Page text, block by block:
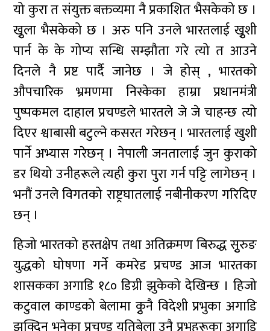
यो कुरा त संयुक्त बक्तव्यमा नै प्रकाशित भैसकेको छ ।
खृुला भैसकेको छ । अरु पनि उनले भारतलाई खुृशी
पार्न के के गोप्य सन्धि सम्झौता गरे त्यो त आउने
दिनले नै प्रष्ट पार्दै जानेछ । जे होस् , भारतको
औपचारिक भ्रमणमा निस्केका हाम्रा प्रधानमंत्री
पुष्पकमल दाहाल प्रचण्डले भारतले जे जे चाहन्छ त्यो
दिएर श्वाबासी बटुल्ने कसरत गरेछन् । भारतलाई खुशी
पार्ने अभ्यास गरेछन् । नेपाली जनतालाई जुन कुराको
डर थियो उनीहरूले त्यही कुरा पुरा गर्न पट्टि लागेछन् ।
भनौं उनले विगतको राष्ट्रघातलाई नबीनीकरण गरिदिए
छन् ।
हिजो भारतको हस्तक्षेप तथा अतिक्रमण बिरुद्ध सुृरुङ
युद्धको घोषणा गर्ने कमरेड प्रचण्ड आज भारतका
शासकका अगाडि १८० डिग्री झुकेको देखिन्छ । हिजो
कटुवाल काण्डको बेलामा कुृनै विदेशी प्रभुका अगाडि